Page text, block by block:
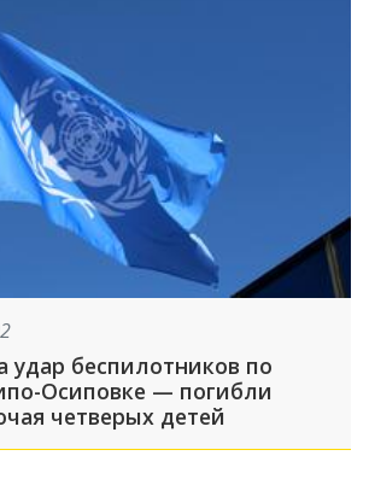
беспилотников по
Осиповке — погибли
четверых детей